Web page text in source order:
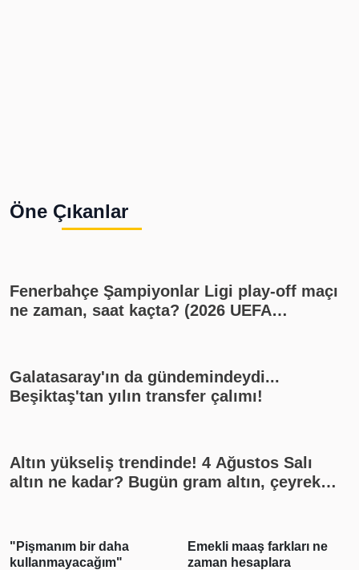
Öne Çıkanlar
Fenerbahçe Şampiyonlar Ligi play-off maçı
ne zaman, saat kaçta? (2026 UEFA
11'i)
Galatasaray'ın da gündemindeydi...
Beşiktaş'tan yılın transfer çalımı!
Altın yükseliş trendinde! 4 Ağustos Salı
altın ne kadar? Bugün gram altın, çeyrek
rakamları, canlı takip
"Pişmanım bir daha
kullanmayacağım"
Emekli maaş farkları ne
zaman hesaplara